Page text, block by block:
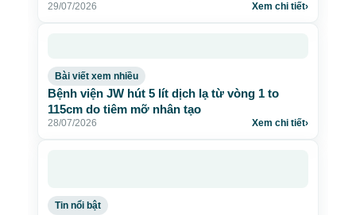
nhân tạo
29/07/2026 Xem chi tiết›
Bài viết xem nhiều
Bệnh viện JW hút 5 lít dịch lạ từ vòng 1 to
115cm do tiêm mỡ nhân tạo
28/07/2026 Xem chi tiết›
Tin nổi bật